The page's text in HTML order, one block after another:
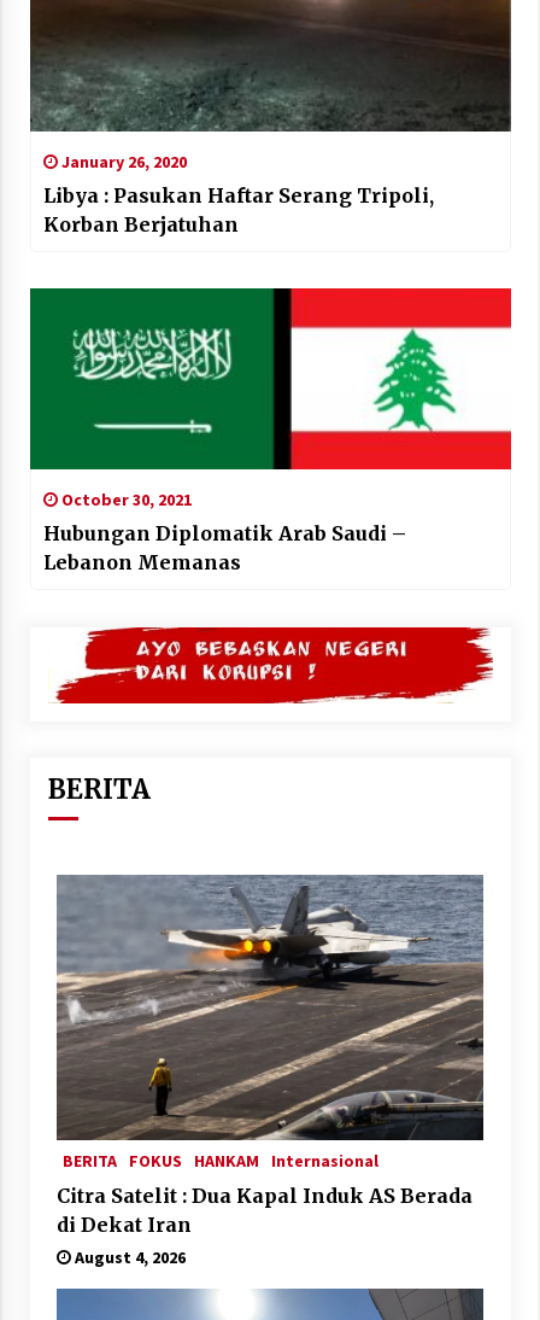
January 26, 2020
Libya : Pasukan Haftar Serang Tripoli,
Korban Berjatuhan
October 30, 2021
Hubungan Diplomatik Arab Saudi –
Lebanon Memanas
BERITA
BERITA FOKUS HANKAM Internasional
Citra Satelit : Dua Kapal Induk AS Berada
di Dekat Iran
August 4, 2026